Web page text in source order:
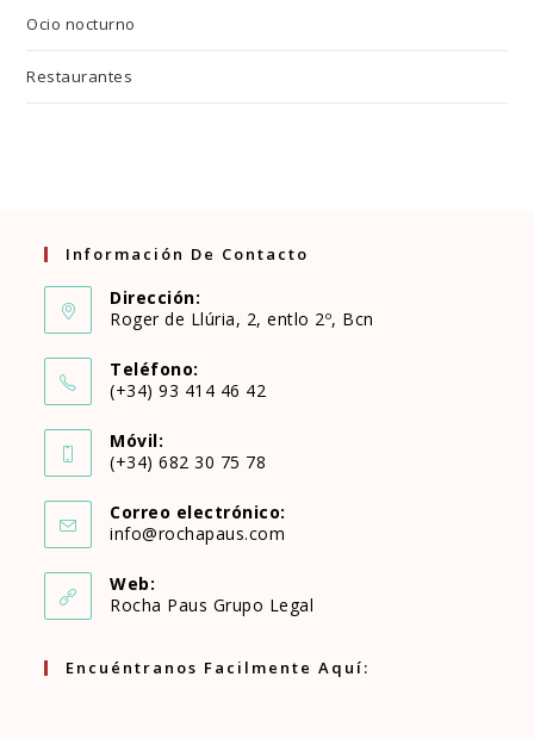
Ocio nocturno
Restaurantes
Información De Contacto
Dirección:
Roger de Llúria, 2, entlo 2º, Bcn
Teléfono:
(+34) 93 414 46 42
abre
tu
aplicación
Móvil:
(+34) 682 30 75 78
abre
tu
Correo electrónico:
info@rochapaus.com
aplicación
Web:
Rocha Paus Grupo Legal
Encuéntranos Facilmente Aquí: